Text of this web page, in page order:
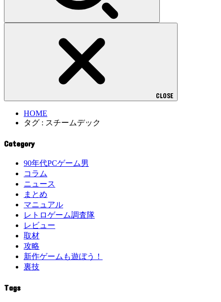
CLOSE
HOME
タグ : スチームデック
Category
90年代PCゲーム男
コラム
ニュース
まとめ
マニュアル
レトロゲーム調査隊
レビュー
取材
攻略
新作ゲームも遊ぼう！
裏技
Tags